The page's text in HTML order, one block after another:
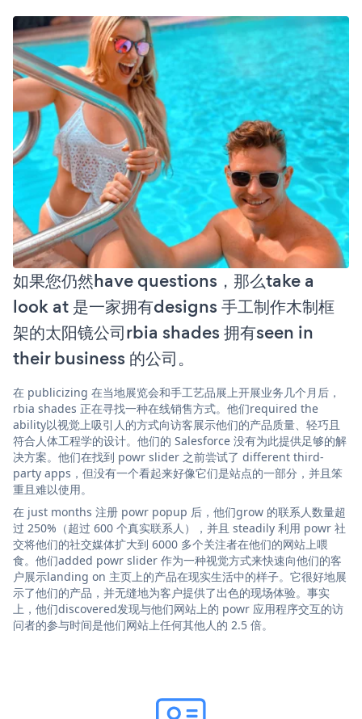
如果您仍然have questions，那么take a
look at 是一家拥有designs 手工制作木制框
架的太阳镜公司rbia shades 拥有seen in
their business 的公司。
在 publicizing 在当地展览会和手工艺品展上开展业务几个月后，
rbia shades 正在寻找一种在线销售方式。他们required the
ability以视觉上吸引人的方式向访客展示他们的产品质量、轻巧且
符合人体工程学的设计。他们的 Salesforce 没有为此提供足够的解
决方案。他们在找到 powr slider 之前尝试了 different third-
party apps，但没有一个看起来好像它们是站点的一部分，并且笨
重且难以使用。
在 just months 注册 powr popup 后，他们grow 的联系人数量超
过 250%（超过 600 个真实联系人），并且 steadily 利用 powr 社
交将他们的社交媒体扩大到 6000 多个关注者在他们的网站上喂
食。他们added powr slider 作为一种视觉方式来快速向他们的客
户展示landing on 主页上的产品在现实生活中的样子。它很好地展
示了他们的产品，并无缝地为客户提供了出色的现场体验。事实
上，他们discovered发现与他们网站上的 powr 应用程序交互的访
问者的参与时间是他们网站上任何其他人的 2.5 倍。